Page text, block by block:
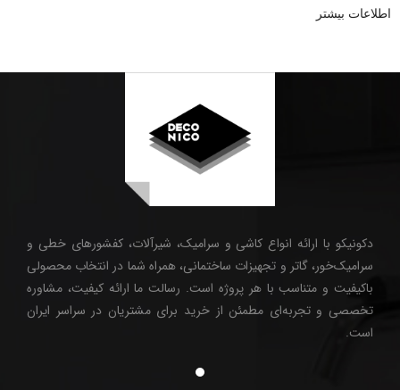
اطلاعات بیشتر
دکونیکو با ارائه انواع کاشی و سرامیک، شیرآلات، کفشورهای خطی و
سرامیک‌خور، گاتر و تجهیزات ساختمانی، همراه شما در انتخاب محصولی
باکیفیت و متناسب با هر پروژه است. رسالت ما ارائه کیفیت، مشاوره
تخصصی و تجربه‌ای مطمئن از خرید برای مشتریان در سراسر ایران
است.